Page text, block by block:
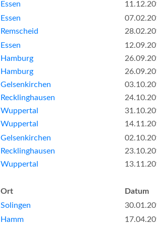
Essen
Essen
Remscheid
Essen
Hamburg
Hamburg
Gelsenkirchen
Recklinghausen
Wuppertal
Wuppertal
Gelsenkirchen
Recklinghausen
Wuppertal
Ort
Datum
Solingen
Hamm